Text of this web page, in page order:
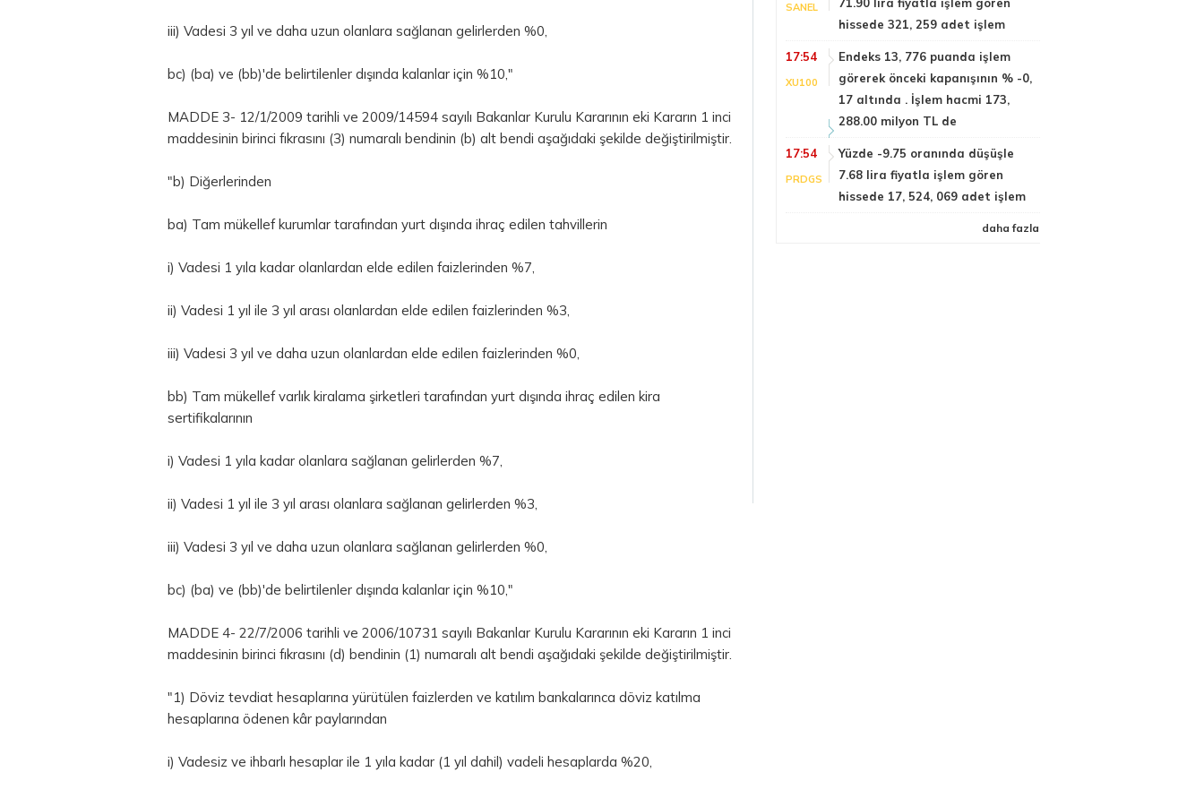
iii) Vadesi 3 yıl ve daha uzun olanlara sağlanan gelirlerden %0,
bc) (ba) ve (bb)'de belirtilenler dışında kalanlar için %10,"
MADDE 3- 12/1/2009 tarihli ve 2009/14594 sayılı Bakanlar Kurulu Kararının eki Kararın 1 inci
maddesinin birinci fıkrasını (3) numaralı bendinin (b) alt bendi aşağıdaki şekilde değiştirilmiştir.
"b) Diğerlerinden
ba) Tam mükellef kurumlar tarafından yurt dışında ihraç edilen tahvillerin
i) Vadesi 1 yıla kadar olanlardan elde edilen faizlerinden %7,
ii) Vadesi 1 yıl ile 3 yıl arası olanlardan elde edilen faizlerinden %3,
iii) Vadesi 3 yıl ve daha uzun olanlardan elde edilen faizlerinden %0,
bb) Tam mükellef varlık kiralama şirketleri tarafından yurt dışında ihraç edilen kira
sertifikalarının
i) Vadesi 1 yıla kadar olanlara sağlanan gelirlerden %7,
ii) Vadesi 1 yıl ile 3 yıl arası olanlara sağlanan gelirlerden %3,
iii) Vadesi 3 yıl ve daha uzun olanlara sağlanan gelirlerden %0,
bc) (ba) ve (bb)'de belirtilenler dışında kalanlar için %10,"
MADDE 4- 22/7/2006 tarihli ve 2006/10731 sayılı Bakanlar Kurulu Kararının eki Kararın 1 inci
maddesinin birinci fıkrasını (d) bendinin (1) numaralı alt bendi aşağıdaki şekilde değiştirilmiştir.
"1) Döviz tevdiat hesaplarına yürütülen faizlerden ve katılım bankalarınca döviz katılma
hesaplarına ödenen kâr paylarından
i) Vadesiz ve ihbarlı hesaplar ile 1 yıla kadar (1 yıl dahil) vadeli hesaplarda %20,
SANEL
hissede 321, 259 adet işlem
17:54
XU100
Endeks 13, 776 puanda işlem
görerek önceki kapanışının % -0,
17 altında . İşlem hacmi 173,
288.00 milyon TL de
17:54
PRDGS
Yüzde -9.75 oranında düşüşle
7.68 lira fiyatla işlem gören
hissede 17, 524, 069 adet işlem
daha fazla